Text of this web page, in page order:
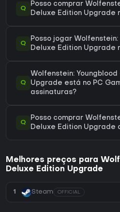
Q
Posso comprar
Deluxe Edition Upgrade
Q
Posso jogar Wolfenstein:
Deluxe Edition Upgrade
Q
Wolfenstein:
Upgrade está no PC
assinaturas?
Q
Posso comprar
Deluxe Edition Upgrade
Melhores preços para
Deluxe Edition Upgrade
1 Steam OFFICIAL